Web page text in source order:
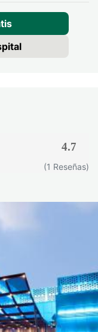
4.7
(1 Reseñas)